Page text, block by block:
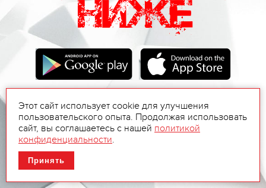
Этот сайт использует cookie для улучшения
пользовательского опыта. Продолжая использовать
сайт, вы соглашаетесь с нашей политикой
конфиденциальности.
Принять